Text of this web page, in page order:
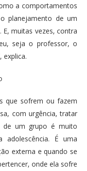
a comportamentos
planejamento de um
muitas vezes, contra
seja o professor, o
explica.
que sofrem ou fazem
com urgência, tratar
de um grupo é muito
adolescência. É uma
externa e quando se
onde ela sofre